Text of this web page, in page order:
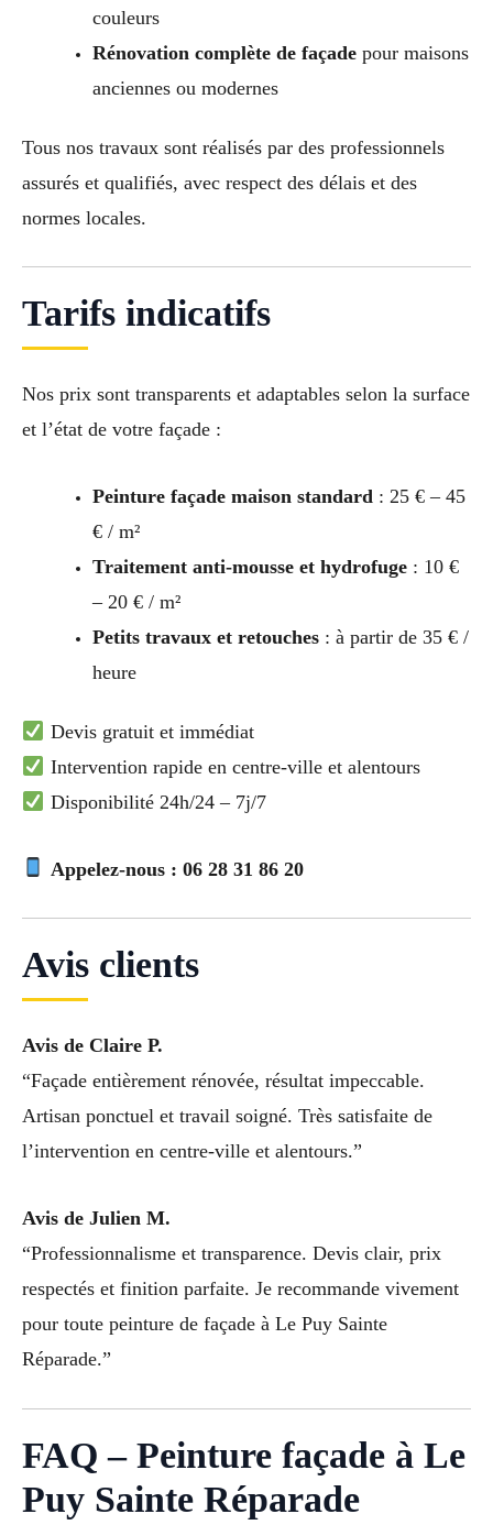
couleurs
Rénovation complète de façadepour maisons
anciennes ou modernes
Tous nos travaux sont réalisés par des professionnels
assurés et qualifiés, avec respect des délais et des
normes locales.
Tarifs indicatifs
Nos prix sont transparents et adaptables selon la surface
et l’état de votre façade :
Peinture façade maison standard: 25 € – 45
€ / m²
Traitement anti-mousse et hydrofuge: 10 €
– 20 € / m²
Petits travaux et retouches: à partir de 35 € /
heure
Devis gratuit et immédiat
Intervention rapide en centre-ville et alentours
Disponibilité 24h/24 – 7j/7
Appelez-nous : 06 28 31 86 20
Avis clients
Avis de Claire P.
“Façade entièrement rénovée, résultat impeccable.
Artisan ponctuel et travail soigné. Très satisfaite de
l’intervention en centre-ville et alentours.”
Avis de Julien M.
“Professionnalisme et transparence. Devis clair, prix
respectés et finition parfaite. Je recommande vivement
pour toute peinture de façade à Le Puy Sainte
Réparade.”
FAQ – Peinture façade à Le
Puy Sainte Réparade